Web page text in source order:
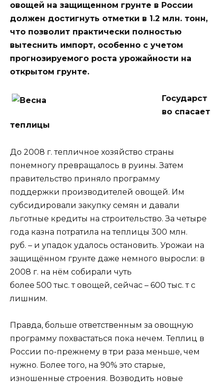
овощей на защищенном грунте в России
должен достигнуть отметки в 1.2 млн. тонн,
что позволит практически полностью
вытеснить импорт, особенно с учетом
прогнозируемого роста урожайности на
открытом грунте.
Государст
во спасает
теплицы
До 2008 г. тепличное хозяйство страны
понемногу превращалось в руины. Затем
правительство приняло программу
поддержки производителей овощей. Им
субсидировали закупку семян и давали
льготные кредиты на строительство. За четыре
года казна потратила на теплицы 300 млн.
руб. – и упадок удалось остановить. Урожаи на
защищённом грунте даже немного выросли: в
2008 г. на нём собирали чуть
более 500 тыс. т овощей, сейчас – 600 тыс. т с
лишним.
Правда, больше ответственным за овощную
программу похвастаться пока нечем. Теплиц в
России по-прежнему в три раза меньше, чем
нужно. Более того, на 90% это старые,
изношенные строения. Возводить новые